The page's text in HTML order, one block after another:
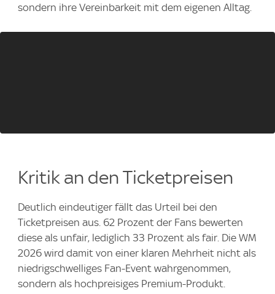
sondern ihre Vereinbarkeit mit dem eigenen Alltag.
Kritik an den Ticketpreisen
Deutlich eindeutiger fällt das Urteil bei den
Ticketpreisen aus. 62 Prozent der Fans bewerten
diese als unfair, lediglich 33 Prozent als fair. Die WM
2026 wird damit von einer klaren Mehrheit nicht als
niedrigschwelliges Fan-Event wahrgenommen,
sondern als hochpreisiges Premium-Produkt.